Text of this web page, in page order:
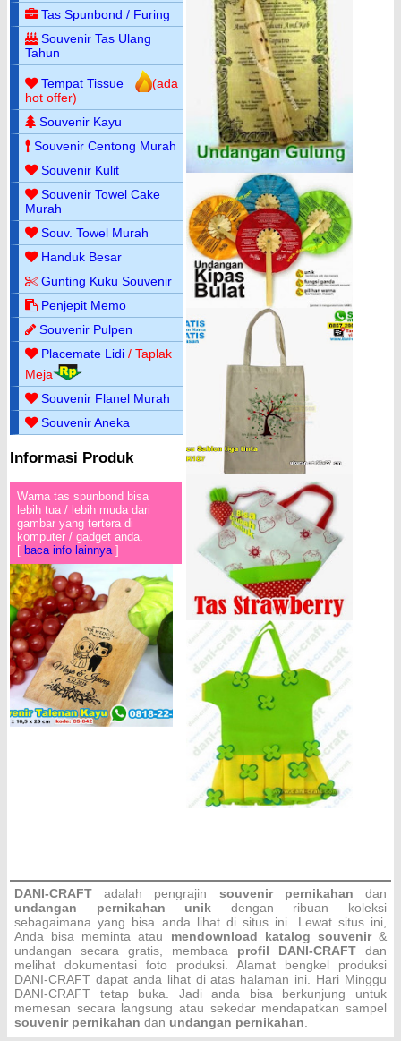
Tas Spunbond / Furing
Souvenir Tas Ulang
Tahun
Tempat Tissue
(ada
hot offer)
Souvenir Kayu
Souvenir Centong Murah
Souvenir Kulit
Souvenir Towel Cake
Murah
Souv. Towel Murah
Handuk Besar
Gunting Kuku Souvenir
Penjepit Memo
Souvenir Pulpen
Placemate Lidi / Taplak
Meja
Souvenir Flanel Murah
Souvenir Aneka
Informasi Produk
Warna tas spunbond bisa
lebih tua / lebih muda dari
gambar yang tertera di
komputer / gadget anda.
[ baca info lainnya]
DANI-CRAFTadalah pengrajin souvenir pernikahandan
undangan pernikahan unik dengan ribuan koleksi
sebagaimana yang bisa anda lihat di situs ini. Lewat situs ini,
Anda bisa meminta atau mendownload katalog souvenir&
undangan secara gratis, membaca profil DANI-CRAFT dan
melihat dokumentasi foto produksi. Alamat bengkel produksi
DANI-CRAFT dapat anda lihat di atas halaman ini. Hari Minggu
DANI-CRAFT tetap buka. Jadi anda bisa berkunjung untuk
memesan secara langsung atau sekedar mendapatkan sampel
souvenir pernikahan dan undangan pernikahan.